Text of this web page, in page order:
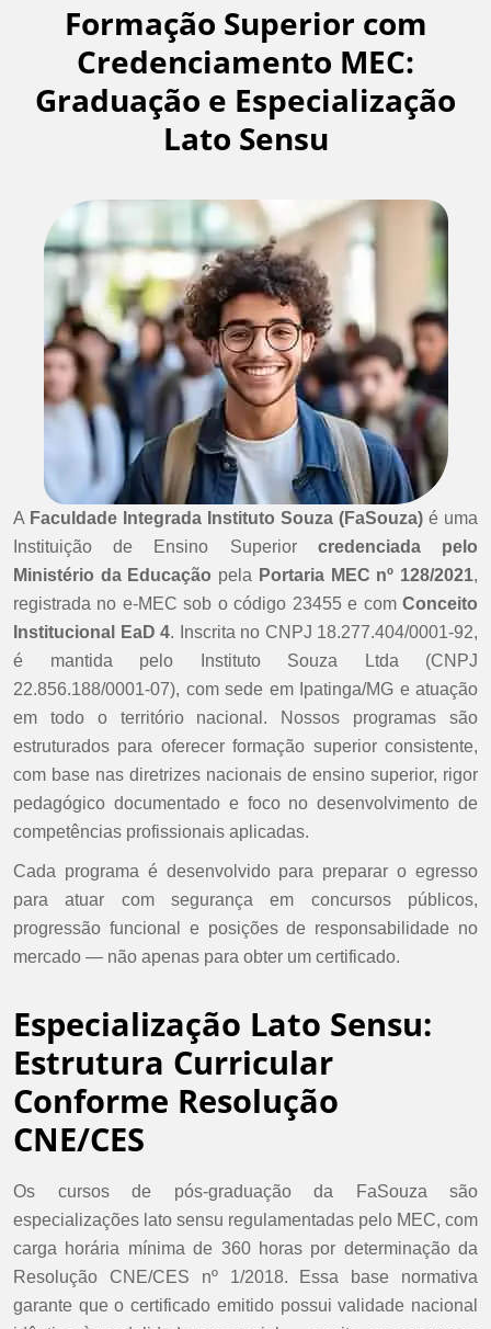
Formação Superior com
Credenciamento MEC:
Graduação e Especialização
Lato Sensu
A Faculdade Integrada Instituto Souza (FaSouza) é uma
Instituição de Ensino Superior credenciada pelo
Ministério da Educação pela Portaria MEC nº 128/2021,
registrada no e-MEC sob o código 23455 e com Conceito
Institucional EaD 4. Inscrita no CNPJ 18.277.404/0001-92,
é mantida pelo Instituto Souza Ltda (CNPJ
22.856.188/0001-07), com sede em Ipatinga/MG e atuação
em todo o território nacional. Nossos programas são
estruturados para oferecer formação superior consistente,
com base nas diretrizes nacionais de ensino superior, rigor
pedagógico documentado e foco no desenvolvimento de
competências profissionais aplicadas.
Cada programa é desenvolvido para preparar o egresso
para atuar com segurança em concursos públicos,
progressão funcional e posições de responsabilidade no
mercado — não apenas para obter um certificado.
Especialização Lato Sensu:
Estrutura Curricular
Conforme Resolução
CNE/CES
Os cursos de pós-graduação da FaSouza são
especializações lato sensu regulamentadas pelo MEC, com
carga horária mínima de 360 horas por determinação da
Resolução CNE/CES nº 1/2018. Essa base normativa
garante que o certificado emitido possui validade nacional